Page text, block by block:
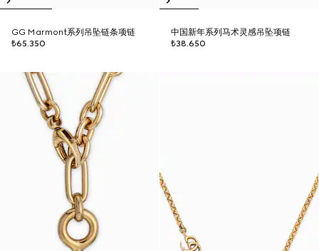
GG Marmont系列吊坠链条项链
₺65.350
中国新年系列马术灵感吊坠项链
₺38.650